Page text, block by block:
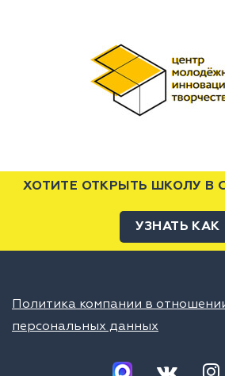
ХОТИТЕ ОТКРЫТЬ ШКОЛУ В
УЗНАТЬ КАК
Политика компании в
персональных данных